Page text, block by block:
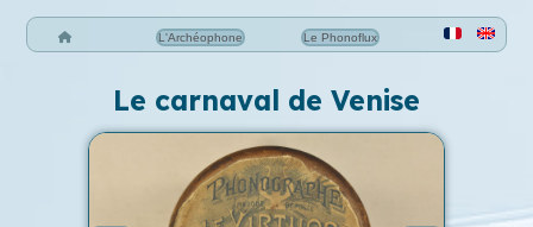
L'Archéophone Le Phonoflux
Le carnaval de Venise